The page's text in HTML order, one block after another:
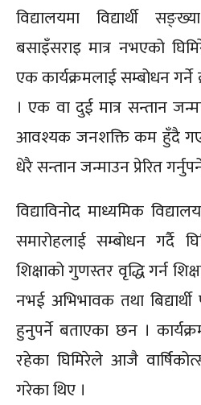
विद्यालयमा विद्यार्थी
बसाइँसराइ मात्र नभएको
एक कार्यक्रमलाई सम्बोधन
। एक वा दुई मात्र सन्तान
आवश्यक जनशक्ति कम हुँदै
धेरै सन्तान जन्माउन प्रेरित
विद्याविनोद माध्यमिक
समारोहलाई सम्बोधन गर्दै
शिक्षाको गुणस्तर वृद्धि गर्न
नभई अभिभावक तथा
हुनुपर्ने बताएका छन ।
रहेका घिमिरेले आजै
गरेका थिए ।